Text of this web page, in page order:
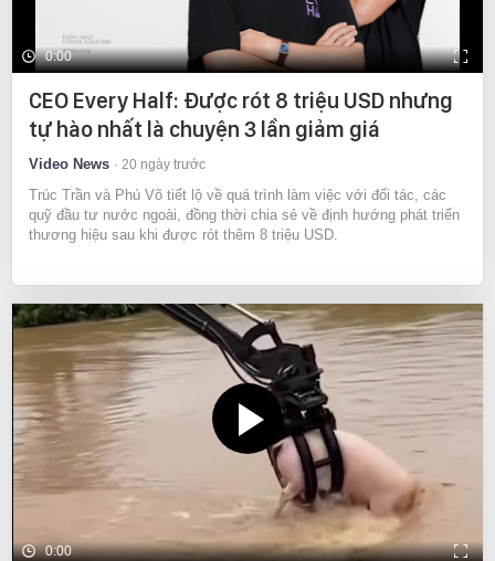
0:00
CEO Every Half: Được rót 8 triệu USD nhưng
tự hào nhất là chuyện 3 lần giảm giá
Video News 20 ngày trước
Trúc Trần và Phú Võ tiết lộ về quá trình làm việc với đối tác, các
quỹ đầu tư nước ngoài, đồng thời chia sẻ về định hướng phát triển
thương hiệu sau khi được rót thêm 8 triệu USD.
0:00